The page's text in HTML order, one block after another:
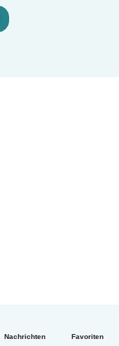
Nachrichten Favoriten